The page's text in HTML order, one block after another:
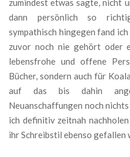
dann persönlich so
sympathisch hingegen fand
zuvor noch nie gehört oder
lebensfrohe und offene
Bücher, sondern auch für
auf das bis dahin
Neuanschaffungen noch
ich definitiv zeitnah
ihr Schreibstil ebenso gefallen